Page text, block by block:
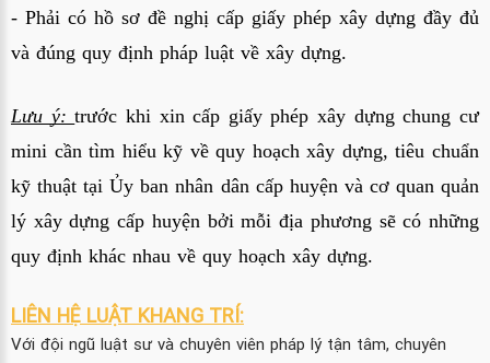
- Phải có hồ sơ đề nghị cấp giấy phép xây dựng đầy đủ
và đúng quy định pháp luật về xây dựng.
Lưu ý:trước khi xin cấp giấy phép xây dựng chung cư
mini cần tìm hiểu kỹ về quy hoạch xây dựng, tiêu chuẩn
kỹ thuật tại Ủy ban nhân dân cấp huyện và cơ quan quản
lý xây dựng cấp huyện bởi mỗi địa phương sẽ có những
quy định khác nhau về quy hoạch xây dựng.
LIÊN HỆ LUẬT KHANG TRÍ:
Với đội ngũ luật sư và chuyên viên pháp lý tận tâm, chuyên